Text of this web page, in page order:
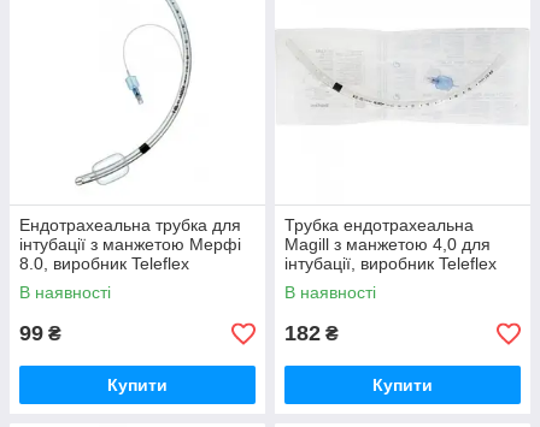
Ендотрахеальна трубка для
інтубації з манжетою Мерфі
8.0, виробник Teleflex
В наявності
99 ₴
Купити
Трубка ендотрахеальна
Magill з манжетою 4,0 для
інтубації, виробник Teleflex
В наявності
182 ₴
Купити